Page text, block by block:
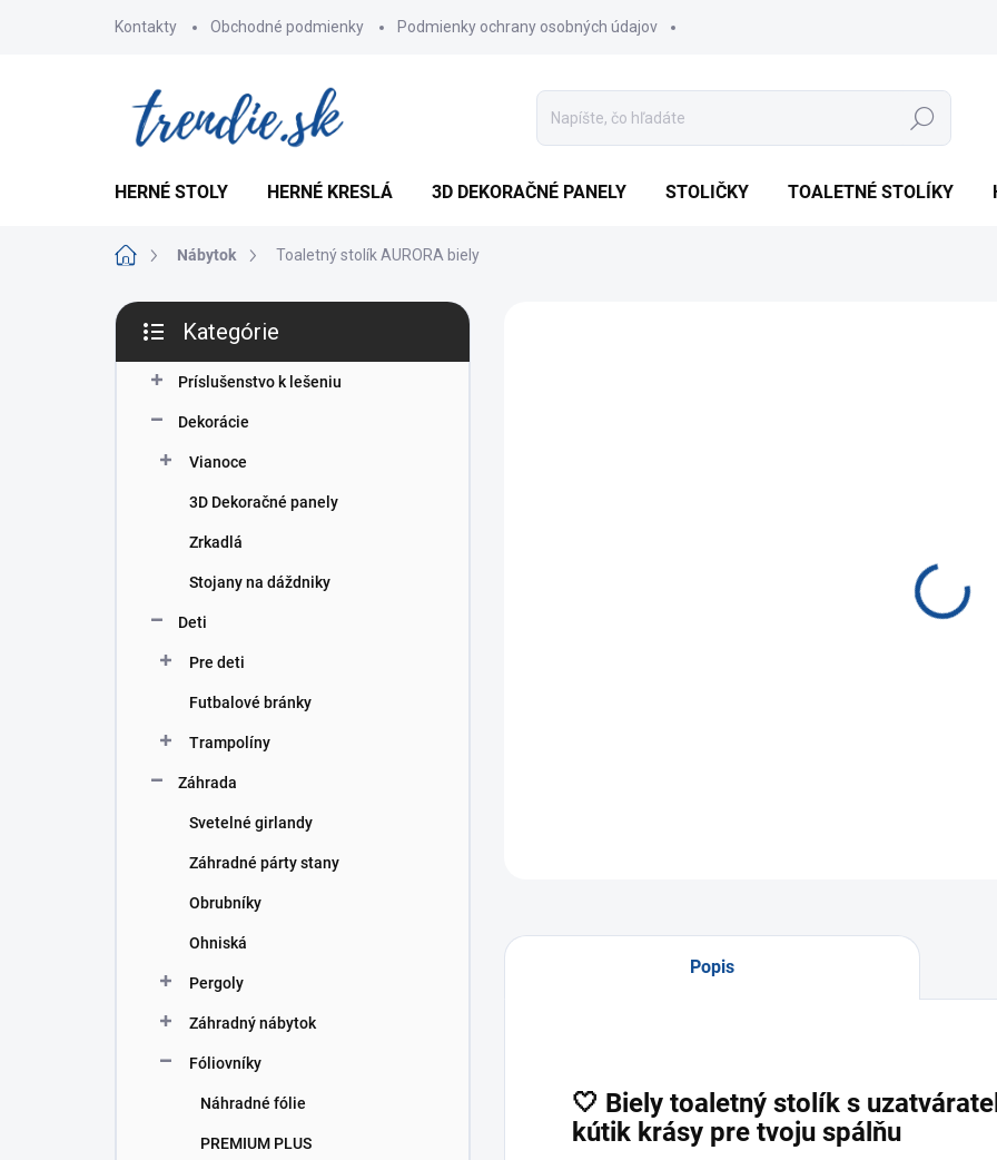
Kontakty Obchodné podmienky Podmienky ochrany osobných údajov
Hľadať
HERNÉ STOLY HERNÉ KRESLÁ 3D DEKORAČNÉ PANELY STOLIČKY TOALETNÉ STOLÍKY
DomovNábytok Toaletný stolík AURORA biely
B
č
kategórie
Kategórie
Príslušenstvo k lešeniu
Dekorácie
Vianoce
3D Dekoračné panely
Zrkadlá
Stojany na dáždniky
Deti
Pre deti
Futbalové bránky
Trampolíny
Záhrada
Svetelné girlandy
Záhradné párty stany
Obrubníky
Ohniská
Pergoly
Záhradný nábytok
Fóliovníky
Náhradné fólie
PREMIUM PLUS
Popis
🤍 Biely toaletný stolík s
kútik krásy pre tvoju spálňu